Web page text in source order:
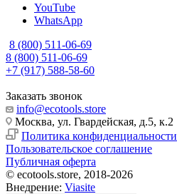
YouTube
WhatsApp
8 (800) 511-06-69
8 (800) 511-06-69
+7 (917) 588-58-60
Заказать звонок
info@ecotools.store
Москва, ул. Гвардейская, д.5, к.2
Политика конфиденциальности
Пользовательское соглашение
Публичная оферта
© ecotools.store, 2018-2026
Внедрение: Viasite